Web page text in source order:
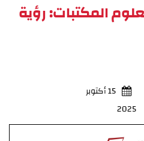
المكتبات: رؤية
15 أكتوبر
2025